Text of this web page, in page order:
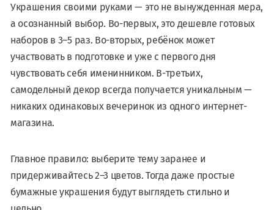
Украшения своими руками — это не вынужденная мера,
а осознанный выбор. Во-первых, это дешевле готовых
наборов в 3–5 раз. Во-вторых, ребёнок может
участвовать в подготовке и уже с первого дня
чувствовать себя именинником. В-третьих,
самодельный декор всегда получается уникальным —
никаких одинаковых вечеринок из одного интернет-
магазина.
Главное правило: выберите тему заранее и
придерживайтесь 2–3 цветов. Тогда даже простые
бумажные украшения будут выглядеть стильно и